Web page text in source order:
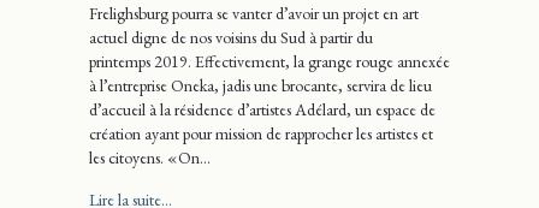
Frelighsburg pourra se vanter d’avoir un projet en art
actuel digne de nos voisins du Sud à partir du
printemps 2019. Effectivement, la grange rouge annexée
à l’entreprise Oneka, jadis une brocante, servira de lieu
d’accueil à la résidence d’artistes Adélard, un espace de
création ayant pour mission de rapprocher les artistes et
les citoyens. « On…
Lire la suite...